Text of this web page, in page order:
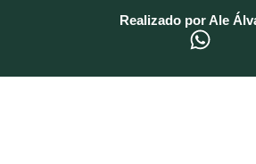
Realizado por Ale